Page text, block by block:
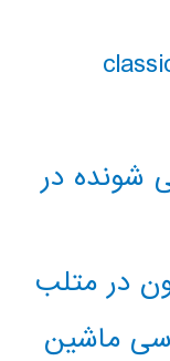
شونده در
در متلب
ماشین